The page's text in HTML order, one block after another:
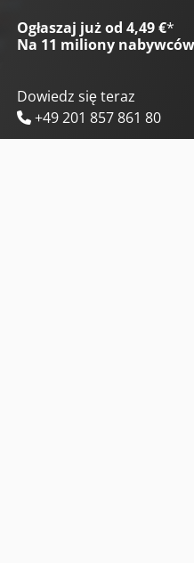
Zx38U-6
Ogłaszaj już od 4,49 €*
Na 11 miliony nabywców
Dowiedz się teraz
+49 201 857 861 80